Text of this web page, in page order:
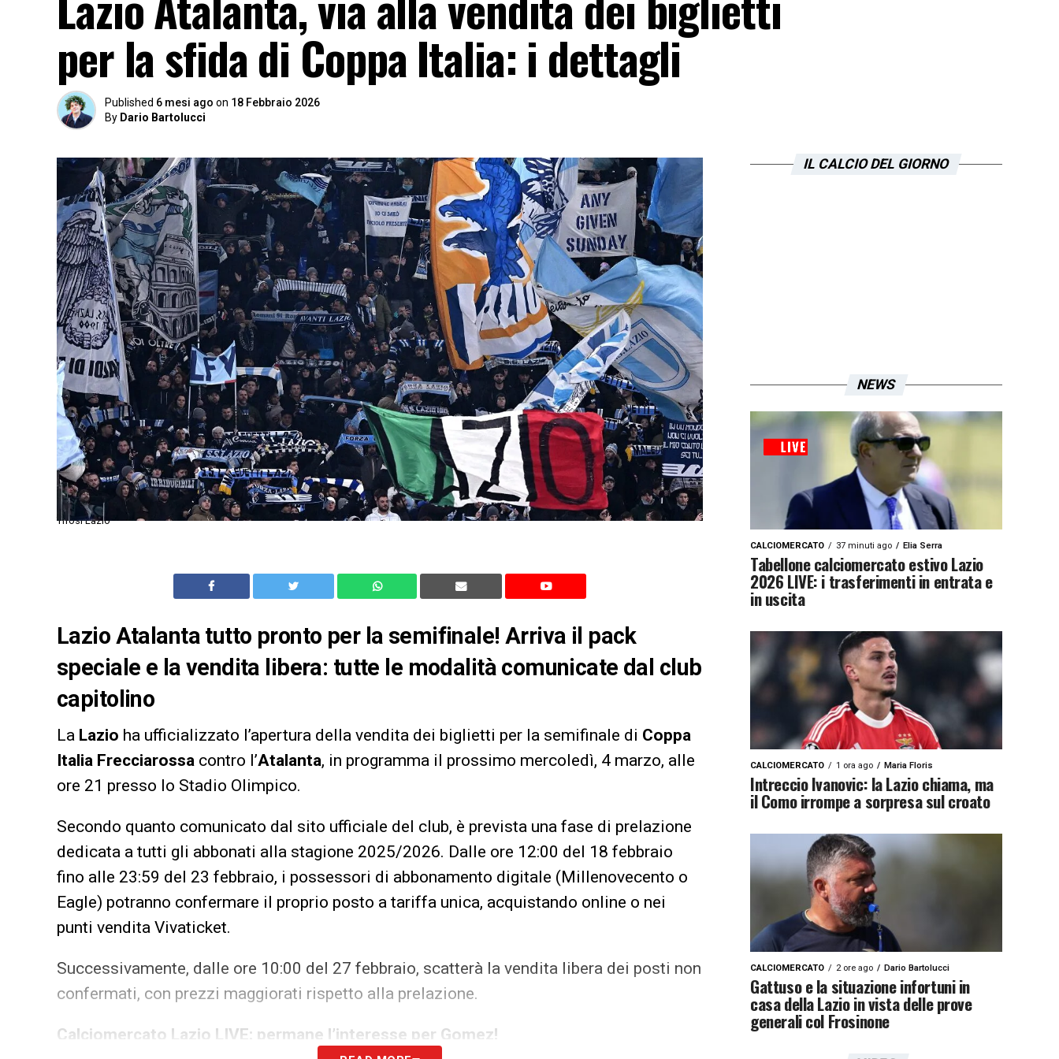
per la sfida di Coppa Italia: i dettagli
Published 6 mesi ago on 18 Febbraio 2026
By Dario Bartolucci
Tifosi Lazio
Lazio Atalanta tutto pronto per la semifinale! Arriva il pack
speciale e la vendita libera: tutte le modalità comunicate dal club
capitolino
La Lazio ha ufficializzato l’apertura della vendita dei biglietti per la semifinale di Coppa
Italia Frecciarossa contro l’Atalanta, in programma il prossimo mercoledì, 4 marzo, alle
ore 21 presso lo Stadio Olimpico.
Secondo quanto comunicato dal sito ufficiale del club, è prevista una fase di prelazione
dedicata a tutti gli abbonati alla stagione 2025/2026. Dalle ore 12:00 del 18 febbraio
fino alle 23:59 del 23 febbraio, i possessori di abbonamento digitale (Millenovecento o
Eagle) potranno confermare il proprio posto a tariffa unica, acquistando online o nei
punti vendita Vivaticket.
Successivamente, dalle ore 10:00 del 27 febbraio, scatterà la vendita libera dei posti non
confermati, con prezzi maggiorati rispetto alla prelazione.
Calciomercato Lazio LIVE: permane l’interesse per Gomez!
IL CALCIO DEL GIORNO
NEWS
CALCIOMERCATO 37 minuti ago Elia Serra
Tabellone calciomercato estivo Lazio
2026 LIVE: i trasferimenti in entrata e
in uscita
CALCIOMERCATO 1 ora ago Maria Floris
Intreccio Ivanovic: la Lazio chiama, ma
il Como irrompe a sorpresa sul croato
CALCIOMERCATO 2 ore ago Dario Bartolucci
Gattuso e la situazione infortuni in
casa della Lazio in vista delle prove
generali col Frosinone